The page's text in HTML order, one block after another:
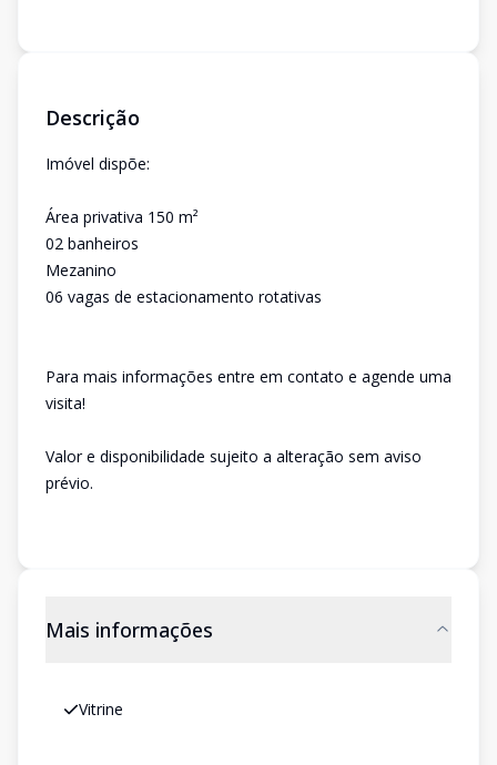
Descrição
Imóvel dispõe:
Área privativa 150 m²
02 banheiros
Mezanino
06 vagas de estacionamento rotativas
Para mais informações entre em contato e agende uma
visita!
Valor e disponibilidade sujeito a alteração sem aviso
prévio.
Mais informações
Vitrine